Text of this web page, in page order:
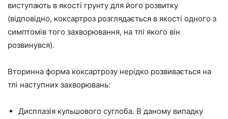
виступають в якості грунту для його розвитку
(відповідно, коксартроз розглядається в якості одного з
симптомів того захворювання, на тлі якого він
розвинувся).
Вторинна форма коксартрозу нерідко розвивається на
тлі наступних захворювань:
Дисплазія кульшового суглоба. В даному випадку